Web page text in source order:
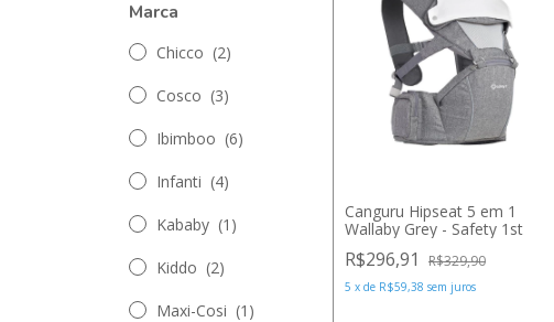
Marca
Chicco (2)
Cosco (3)
Ibimboo (6)
Infanti (4)
Kababy (1)
Kiddo (2)
Maxi-Cosi (1)
Canguru Hipseat 5 em 1
Wallaby Grey - Safety 1st
R$296,91 R$329,90
5 x de R$59,38 sem juros